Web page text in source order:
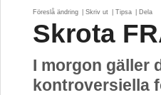
Föreslå ändring Skriv ut Tipsa Dela
Skrota
I morgon gäller
kontroversiella